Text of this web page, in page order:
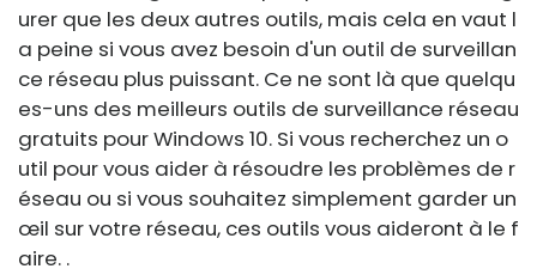
urer que les deux autres outils, mais cela en vaut l
a peine si vous avez besoin d'un outil de surveillan
ce réseau plus puissant. Ce ne sont là que quelqu
es-uns des meilleurs outils de surveillance réseau
gratuits pour Windows 10. Si vous recherchez un o
util pour vous aider à résoudre les problèmes de r
éseau ou si vous souhaitez simplement garder un
œil sur votre réseau, ces outils vous aideront à le f
aire. .